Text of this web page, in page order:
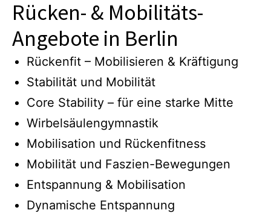
Rücken- & Mobilitäts-
Angebote in Berlin
Rückenfit – Mobilisieren & Kräftigung
Stabilität und Mobilität
Core Stability – für eine starke Mitte
Wirbelsäulengymnastik
Mobilisation und Rückenfitness
Mobilität und Faszien-Bewegungen
Entspannung & Mobilisation
Dynamische Entspannung